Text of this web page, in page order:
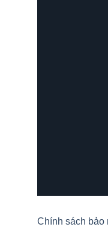
Chính sách bảo